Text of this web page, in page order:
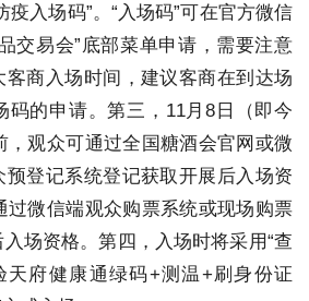
疫入场码”。“入场码”可在官方微信
交易会”底部菜单申请，需要注意
客商入场时间，建议客商在到达场
码的申请。第三，11月8日（即今
，观众可通过全国糖酒会官网或微
登记系统登记获取开展后入场资
过微信端观众购票系统或现场购票
场资格。第四，入场时将采用“查
天府健康通绿码+测温+刷身份证